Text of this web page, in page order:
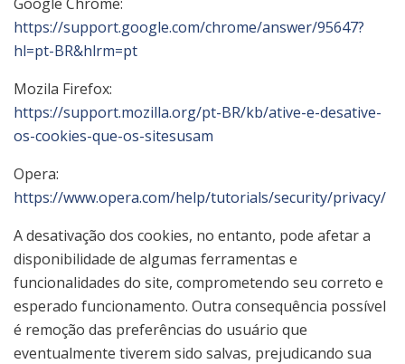
https://support.google.com/chrome/answer/95647?
hl=pt-BR&hlrm=pt
Mozila Firefox:
https://support.mozilla.org/pt-BR/kb/ative-e-desative-
os-cookies-que-os-sitesusam
Opera:
https://www.opera.com/help/tutorials/security/privacy/
A desativação dos cookies, no entanto, pode afetar a
disponibilidade de algumas ferramentas e
funcionalidades do site, comprometendo seu correto e
esperado funcionamento. Outra consequência possível
é remoção das preferências do usuário que
eventualmente tiverem sido salvas, prejudicando sua